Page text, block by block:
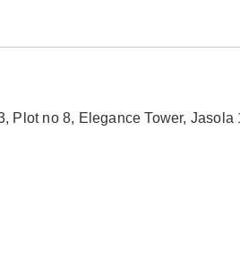
Plot no 8, Elegance Tower, Jasola